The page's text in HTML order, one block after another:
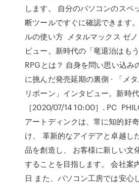
します。 自分のパソコンのス
断ツールですぐに確認できます
ルの使い方 メタルマックス ゼ
ビュー。新時代の「竜退治はも
RPGとは？ 自身を問い思い込み
に挑んだ発売延期の裏側 · 「メ
リボーン」インタビュー。新時
［2020/07/14 10:00］. PC
アートディンクは、常に知的好
け、 革新的なアイデアと卓越し
品を創造し、 お客様に新しい文
することを目指します。 会社案
日 また、パソコン工房では安心